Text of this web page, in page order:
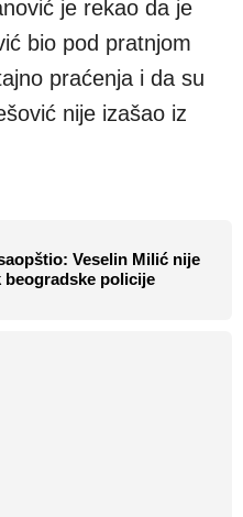
je rekao da je
bio pod pratnjom
praćenja i da su
nije izašao iz
Veselin Milić nije
beogradske policije